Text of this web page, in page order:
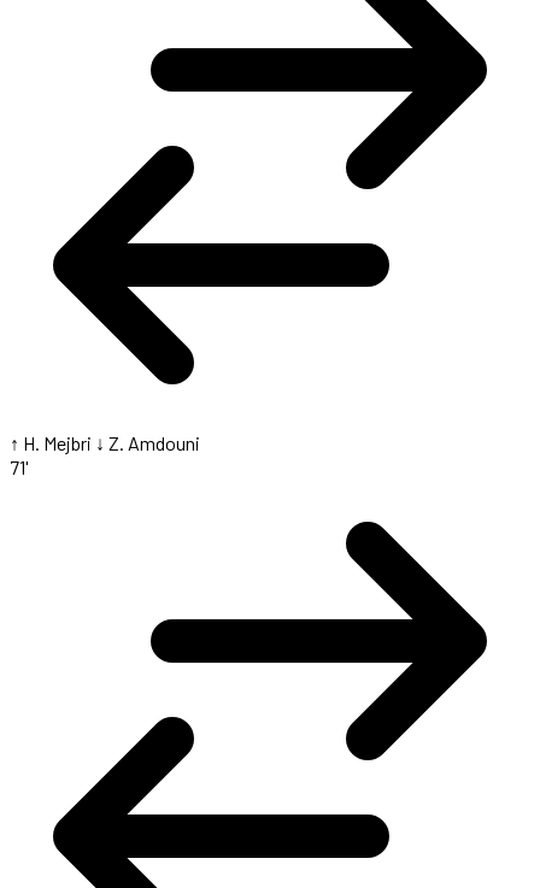
↑ H. Mejbri ↓ Z. Amdouni
71'